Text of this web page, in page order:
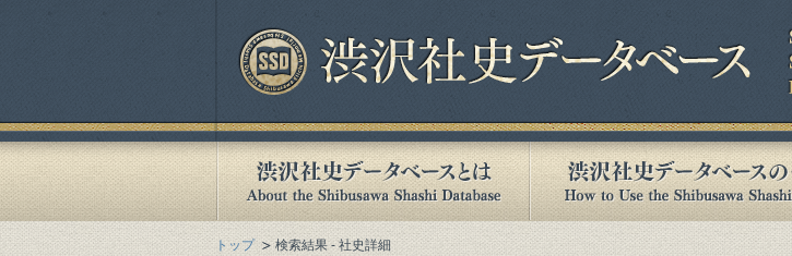
トップ 検索結果 - 社史詳細